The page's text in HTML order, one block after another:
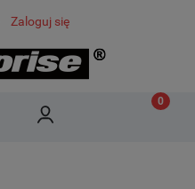
Zaloguj się